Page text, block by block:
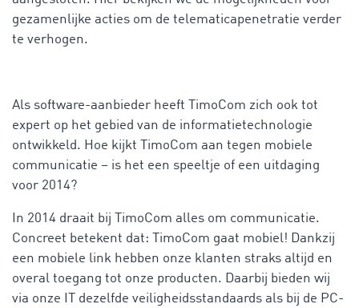
gezamenlijke acties om de telematicapenetratie verder
te verhogen.
Als software-aanbieder heeft TimoCom zich ook tot
expert op het gebied van de informatietechnologie
ontwikkeld. Hoe kijkt TimoCom aan tegen mobiele
communicatie – is het een speeltje of een uitdaging
voor 2014?
In 2014 draait bij TimoCom alles om communicatie.
Concreet betekent dat: TimoCom gaat mobiel! Dankzij
een mobiele link hebben onze klanten straks altijd en
overal toegang tot onze producten. Daarbij bieden wij
via onze IT dezelfde veiligheidsstandaards als bij de PC-